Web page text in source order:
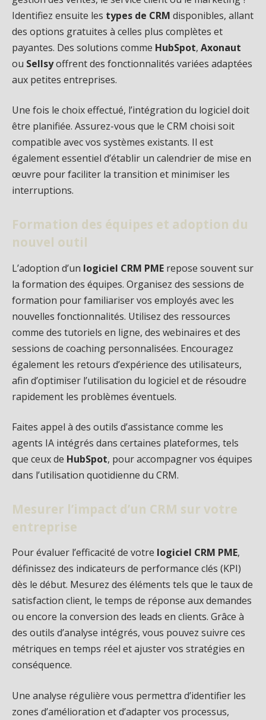
Identifiez ensuite les types de CRM disponibles, allant
des options gratuites à celles plus complètes et
payantes. Des solutions comme HubSpot, Axonaut
ou Sellsyoffrent des fonctionnalités variées adaptées
aux petites entreprises.
Une fois le choix effectué, l’intégration du logiciel doit
être planifiée. Assurez-vous que le CRM choisi soit
compatible avec vos systèmes existants. Il est
également essentiel d’établir un calendrier de mise en
œuvre pour faciliter la transition et minimiser les
interruptions.
Formation des équipes et adoption du
nouvel outil
L’adoption d’un logiciel CRM PME repose souvent sur
la formation des équipes. Organisez des sessions de
formation pour familiariser vos employés avec les
nouvelles fonctionnalités. Utilisez des ressources
comme des tutoriels en ligne, des webinaires et des
sessions de coaching personnalisées. Encouragez
également les retours d’expérience des utilisateurs,
afin d’optimiser l’utilisation du logiciel et de résoudre
rapidement les problèmes éventuels.
Faites appel à des outils d’assistance comme les
agents IA intégrés dans certaines plateformes, tels
que ceux de HubSpot, pour accompagner vos équipes
dans l’utilisation quotidienne du CRM.
Mesurer l’impact d’un CRM sur votre
entreprise
Pour évaluer l’efficacité de votre logiciel CRM PME,
définissez des indicateurs de performance clés (KPI)
dès le début. Mesurez des éléments tels que le taux de
satisfaction client, le temps de réponse aux demandes
ou encore la conversion des leads en clients. Grâce à
des outils d’analyse intégrés, vous pouvez suivre ces
métriques en temps réel et ajuster vos stratégies en
conséquence.
Une analyse régulière vous permettra d’identifier les
zones d’amélioration et d’adapter vos processus,